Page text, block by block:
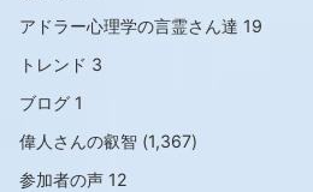
アドラー心理学の言霊さん達 19
トレンド 3
ブログ 1
偉人さんの叡智 (1,367)
参加者の声 12